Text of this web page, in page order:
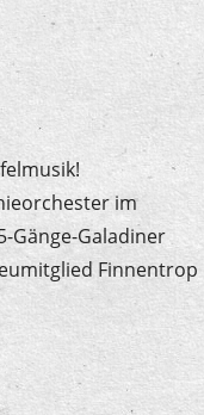
im
Gänge-Galadiner
Finnentrop